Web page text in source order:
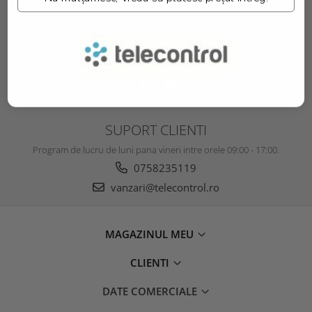
Urmareste-ne in social media
SUPORT CLIENTI
Program de lucru de luni pana vineri intre orele 09:00 - 17:00.
0758235119
vanzari@telecontrol.ro
MAGAZINUL MEU
CLIENTI
DATE COMERCIALE